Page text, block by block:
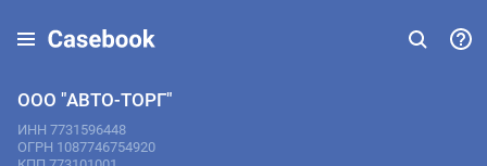
ООО "АВТО-ТОРГ"
ИНН 7731596448
ОГРН 1087746754920